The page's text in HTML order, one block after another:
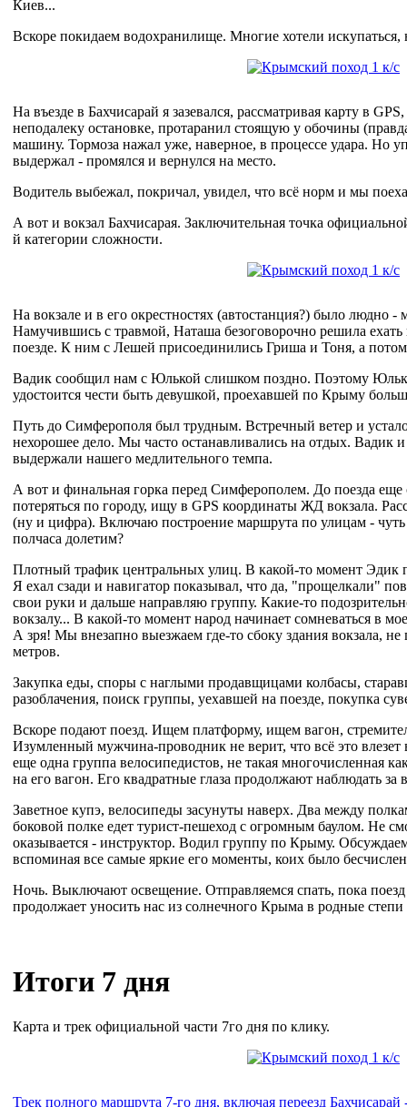
Киев...
Вскоре покидаем водохранилище. Многие хотели
На въезде в Бахчисарай я зазевался, рассматривая карту в
неподалеку остановке, протаранил стоящую у обочины
машину. Тормоза нажал уже, наверное, в процессе удара. Но
выдержал - промялся и вернулся на место.
Водитель выбежал, покричал, увидел, что всё норм и мы
А вот и вокзал Бахчисарая. Заключительная точка
й категории сложности.
На вокзале и в его окрестностях (автостанция?) было людно -
Намучившись с травмой, Наташа безоговорочно решила
поезде. К ним с Лешей присоединились Гриша и Тоня, а
Вадик сообщил нам с Юлькой слишком поздно. Поэтому
удостоится чести быть девушкой, проехавшей по Крыму
Путь до Симферополя был трудным. Встречный ветер и
нехорошее дело. Мы часто останавливались на отдых. Вадик
выдержали нашего медлительного темпа.
А вот и финальная горка перед Симферополем. До поезда еще
потеряться по городу, ищу в GPS координаты ЖД вокзала.
(ну и цифра). Включаю построение маршрута по улицам -
полчаса долетим?
Плотный трафик центральных улиц. В какой-то момент Эдик
Я ехал сзади и навигатор показывал, что да, "прощелкали"
свои руки и дальше направляю группу. Какие-то
вокзалу... В какой-то момент народ начинает сомневаться в
А зря! Мы внезапно выезжаем где-то сбоку здания вокзала,
метров.
Закупка еды, споры с наглыми продавщицами колбасы,
разоблачения, поиск группы, уехавшей на поезде, покупка
Вскоре подают поезд. Ищем платформу, ищем вагон,
Изумленный мужчина-проводник не верит, что всё это влезет
еще одна группа велосипедистов, не такая многочисленная
на его вагон. Его квадратные глаза продолжают наблюдать за
Заветное купэ, велосипеды засунуты наверх. Два между
боковой полке едет турист-пешеход с огромным баулом. Не
оказывается - инструктор. Водил группу по Крыму.
вспоминая все самые яркие его моменты, коих было
Ночь. Выключают освещение. Отправляемся спать, пока
продолжает уносить нас из солнечного Крыма в родные степи
Итоги 7 дня
Карта и трек официальной части 7го дня по клику.
Трек полного маршрута 7-го дня, включая переезд